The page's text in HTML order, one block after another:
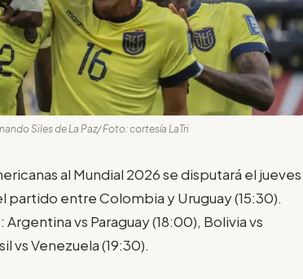
Siles de La Paz/ Foto: cortesía LaTri
al Mundial 2026 se disputará el jueves
partido entre Colombia y Uruguay (15:30).
vs Paraguay (18:00), Bolivia vs
vs Venezuela (19:30).